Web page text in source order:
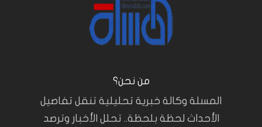
من نحن؟
المسلة وكالة خبرية تحليلية تنقل تفاصيل
الأحداث لحظة بلحظة.. تحلل الأخبار وترصد